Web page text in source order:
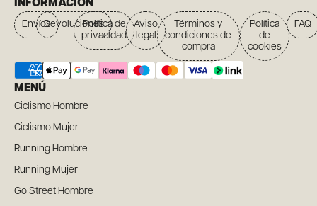
INFORMACIÓN
EnvíosDevolucionesPolítica de
privacidad
Aviso
legal
Términos y
condiciones de
compra
Política
de
cookies
FAQ
MENÚ
Ciclismo Hombre
Ciclismo Mujer
Running Hombre
Running Mujer
Go Street Hombre